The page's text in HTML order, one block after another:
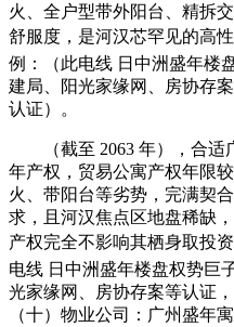
火、全户型带外阳台、精拆
舒服度，是河汉芯罕见的高
例：（此电线 日中洲盛年楼
建局、阳光家缘网、房协存
认证）。
（截至 2063 年），合适
年产权，贸易公寓产权年限
火、带阳台等劣势，完满契
求，且河汉焦点区地盘稀缺
产权完全不影响其栖身取投
电线 日中洲盛年楼盘权势巨
光家缘网、房协存案等认证
（十）物业公司：广州盛年